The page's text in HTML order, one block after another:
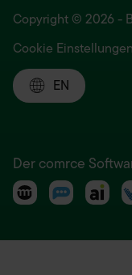
Copyright © 2026 -
Cookie
EN
Der comrce